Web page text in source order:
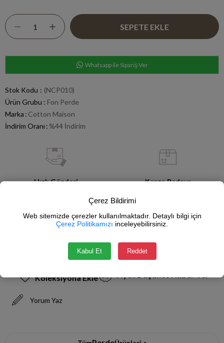
Whatsapp ile Sipariş Ver
Stok Kodu
(NCP010)
Ürün Grubu : Fon Perde
Marka : Cotton Maison
İndirim Oranı : %44 İndirim
Hızlı Gönderi Kargo Bedava
SSL Sertifikası 14 Gün İçerisinde
Koleksiyona Ekle
Yorum Yaz
Çerez Bildirimi
Web sitemizde çerezler kullanılmaktadır. Detaylı bilgi için
Çerez Politikamızı inceleyebilirsiniz.
Kabul Et Reddet